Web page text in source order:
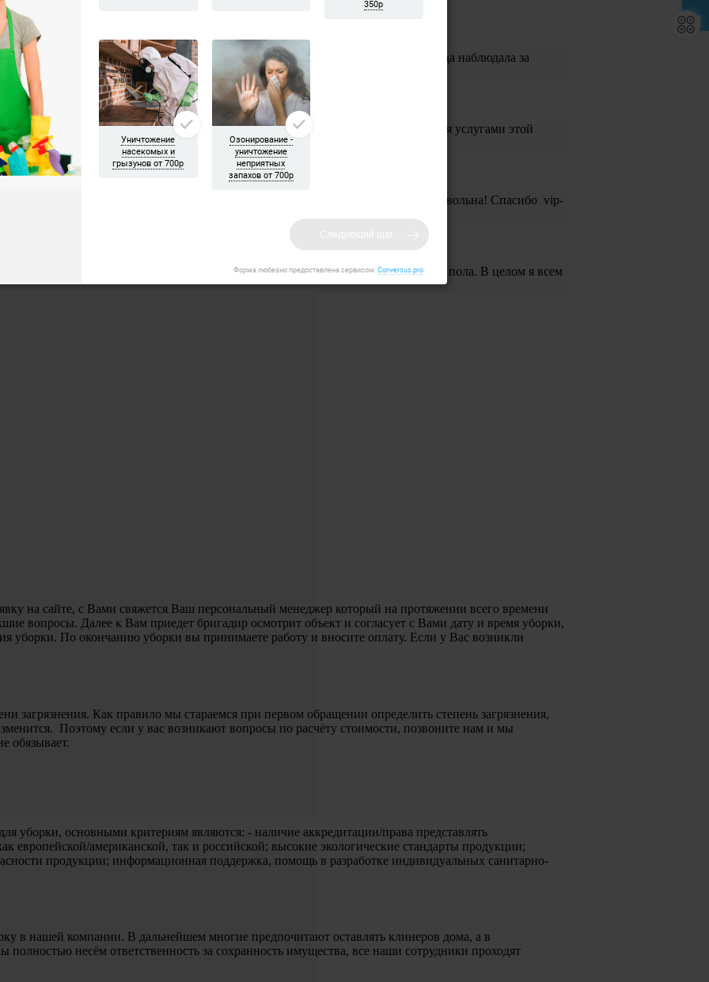
бригада из трёх девушек. Если не ошибаюсь Елена, Ольга и Галина. Я иногда наблюдала за
мешают, всем довольна! Спасибо)
потом оценили свои возможности и масштаб работ и решили воспользоваться услугами этой
между плитами убрали. И конечно же панорамные окна помыли. Я очень довольна! Спасибо vip-
уборку. Ребята убрали всю пыль, помыли розетки, отчистили шпаклевку с пола. В целом я всем
на сайте, с Вами свяжется Ваш персональный менеджер который на протяжении всего времени
вопросы. Далее к Вам приедет бригадир осмотрит объект и согласует с Вами дату и время уборки,
уборки. По окончанию уборки вы принимаете работу и вносите оплату. Если у Вас возникли
загрязнения. Как правило мы стараемся при первом обращении определить степень загрязнения,
Поэтому если у вас возникают вопросы по расчёту стоимости, позвоните нам и мы
обязывает.
уборки, основными критериям являются: - наличие аккредитации/права представлять
европейской/американской, так и российской; высокие экологические стандарты продукции;
продукции; информационная поддержка, помощь в разработке индивидуальных санитарно-
в нашей компании. В дальнейшем многие предпочитают оставлять клинеров дома, а в
несём ответственность за сохранность имущества, все наши сотрудники проходят